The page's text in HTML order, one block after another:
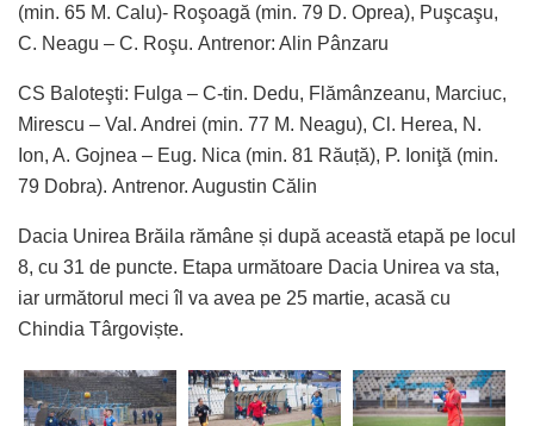
(min. 65 M. Calu)- Roşoagă (min. 79 D. Oprea), Puşcaşu,
C. Neagu – C. Roşu. Antrenor: Alin Pânzaru
CS Baloteşti: Fulga – C-tin. Dedu, Flămânzeanu, Marciuc,
Mirescu – Val. Andrei (min. 77 M. Neagu), Cl. Herea, N.
Ion, A. Gojnea – Eug. Nica (min. 81 Răuță), P. Ioniţă (min.
79 Dobra). Antrenor. Augustin Călin
Dacia Unirea Brăila rămâne și după această etapă pe locul
8, cu 31 de puncte. Etapa următoare Dacia Unirea va sta,
iar următorul meci îl va avea pe 25 martie, acasă cu
Chindia Târgoviște.